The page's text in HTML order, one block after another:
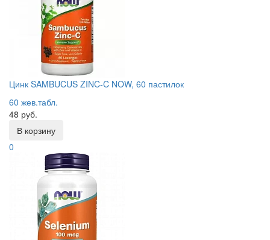
Цинк SAMBUCUS ZINC-C NOW, 60 пастилок
60 жев.табл.
48 руб.
В корзину
0